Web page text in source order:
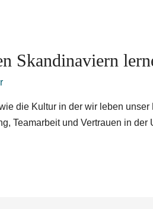
Skandinaviern
die Kultur in der wir leben
Teamarbeit und Vertrauen in